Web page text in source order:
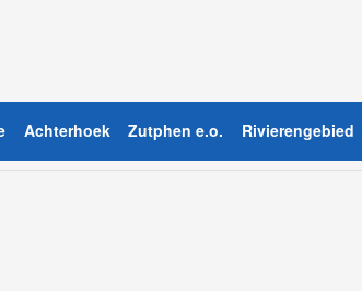
Achterhoek Zutphen e.o. Rivierengebied